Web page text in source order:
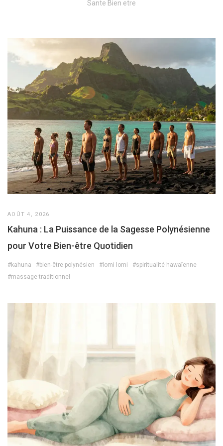
Sante Bien etre
AOÛT 4, 2026
Kahuna : La Puissance de la Sagesse Polynésienne
pour Votre Bien-être Quotidien
#kahuna #bien-être polynésien #lomi lomi
#spiritualité hawaïenne
#massage traditionnel